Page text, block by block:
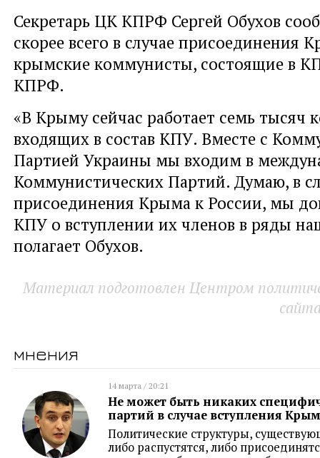
Секретарь ЦК КПРФ Сергей Обухов
скорее всего в случае присоединения
крымские коммунисты, состоящие в
КПРФ.
«В Крыму сейчас работает семь тысяч
входящих в состав КПУ. Вместе с
Партией Украины мы входим в
Коммунистических Партий. Думаю, в
присоединения Крыма к России, мы
КПУ о вступлении их членов в ряды
полагает Обухов.
Материал подготовлен Центром
мнения
14 марта / 20:21
Не может быть никаких
партий в случае вступления
Политические структуры,
либо распустятся, либо